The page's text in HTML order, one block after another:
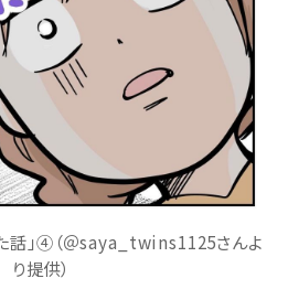
話」④（＠saya_twins1125さんよ
り提供）